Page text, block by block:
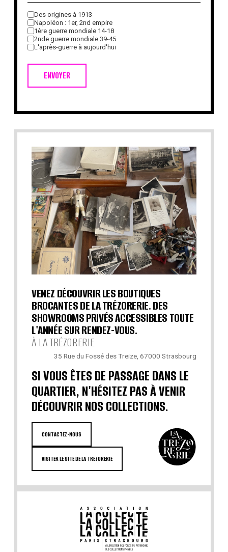
ENVOYER
Des origines à 1913
Napoléon : 1er, 2nd empire
1ère guerre mondiale 14-18
2nde guerre mondiale 39-45
L'après-guerre à aujourd'hui
VENEZ DÉCOUVRIR LES BOUTIQUES
BROCANTES DE LA TRÉZORERIE. DES
SHOWROOMS PRIVÉS ACCESSIBLES TOUTE
L'ANNÉE SUR RENDEZ-VOUS.
À LA TRÉZORERIE
35 Rue du Fossé des Treize, 67000 Strasbourg
SI VOUS ÊTES DE PASSAGE DANS LE
QUARTIER, N'HÉSITEZ PAS À VENIR
DÉCOUVRIR NOS COLLECTIONS.
CONTACTEZ-NOUS
VISITER LE SITE DE LA TRÉZORERIE